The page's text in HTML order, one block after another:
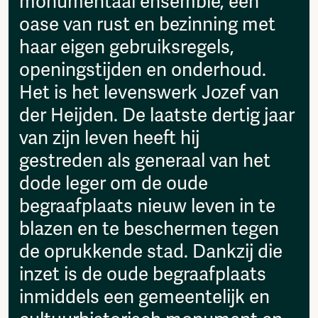
Vrij Beton
Vrije Ruimte festival
AADE
AA Talks
Ringfeest
AA Academy
Members
Log in to portal
CMS for venues
info@amsterdamalternative.nl
oase van rust en bezinning met
haar eigen gebruiksregels,
openingstijden en onderhoud.
Het is het levenswerk Jozef van
der Heijden. De laatste dertig jaar
van zijn leven heeft hij
gestreden als generaal van het
dode leger om de oude
begraafplaats nieuw leven in te
blazen en te beschermen tegen
de oprukkende stad. Dankzij die
inzet is de oude begraafplaats
inmiddels een gemeentelijk en